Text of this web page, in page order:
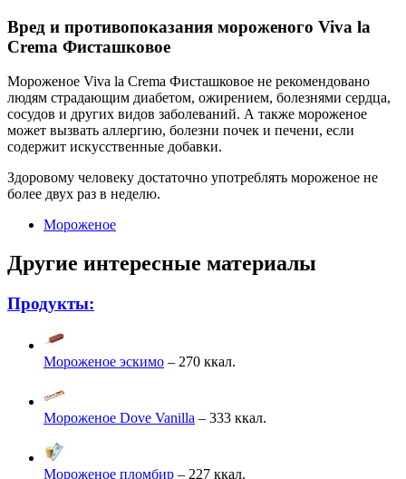
Вред и противопоказания мороженого Viva la
Crema Фисташковое
Мороженое Viva la Crema Фисташковое не рекомендовано
людям страдающим диабетом, ожирением, болезнями сердца,
сосудов и других видов заболеваний. А также мороженое
может вызвать аллергию, болезни почек и печени, если
содержит искусственные добавки.
Здоровому человеку достаточно употреблять мороженое не
более двух раз в неделю.
Мороженое
Другие интересные материалы
Продукты:
Мороженое эскимо – 270 ккал.
Мороженое Dove Vanilla – 333 ккал.
Мороженое пломбир – 227 ккал.